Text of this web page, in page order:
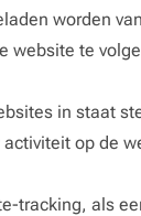
worden
website te
in staat
op de
tracking, als